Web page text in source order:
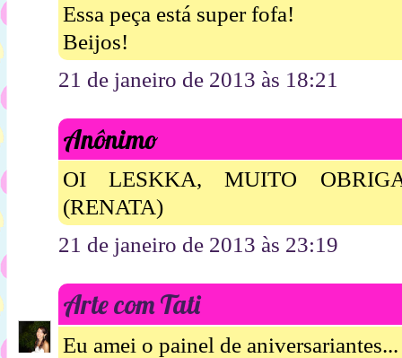
Essa peça está super fofa!
Beijos!
21 de janeiro de 2013 às 18:21
Anônimo
OI LESKKA, MUITO
(RENATA)
21 de janeiro de 2013 às 23:19
Arte com Tati
Eu amei o painel de aniversariantes...